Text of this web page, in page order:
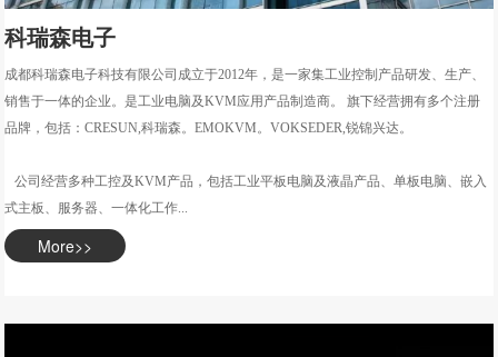
科瑞森电子
成都科瑞森电子科技有限公司成立于2012年，是一家集工业控制产品研发、生产、
销售于一体的企业。是工业电脑及KVM应用产品制造商。 旗下经营拥有多个注册
品牌，包括：CRESUN,科瑞森。EMOKVM。VOKSEDER,锐锦兴达。
公司经营多种工控及KVM产品，包括工业平板电脑及液晶产品、单板电脑、嵌入
式主板、服务器、一体化工作...
More>>